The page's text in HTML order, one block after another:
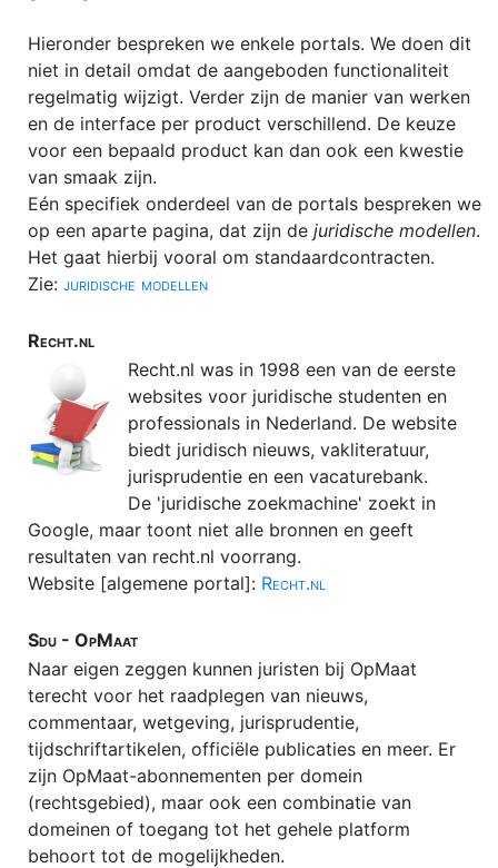
Hieronder bespreken we enkele portals. We doen dit
niet in detail omdat de aangeboden functionaliteit
regelmatig wijzigt. Verder zijn de manier van werken
en de interface per product verschillend. De keuze
voor een bepaald product kan dan ook een kwestie
van smaak zijn.
Eén specifiek onderdeel van de portals bespreken we
op een aparte pagina, dat zijn de juridische modellen.
Het gaat hierbij vooral om standaardcontracten.
Zie: juridische modellen
Recht.nl
Recht.nl was in 1998 een van de eerste
websites voor juridische studenten en
professionals in Nederland. De website
biedt juridisch nieuws, vakliteratuur,
jurisprudentie en een vacaturebank.
De 'juridische zoekmachine' zoekt in
Google, maar toont niet alle bronnen en geeft
resultaten van recht.nl voorrang.
Website [algemene portal]: Recht.nl
Sdu - OpMaat
Naar eigen zeggen kunnen juristen bij OpMaat
terecht voor het raadplegen van nieuws,
commentaar, wetgeving, jurisprudentie,
tijdschriftartikelen, officiële publicaties en meer. Er
zijn OpMaat-abonnementen per domein
(rechtsgebied), maar ook een combinatie van
domeinen of toegang tot het gehele platform
behoort tot de mogelijkheden.